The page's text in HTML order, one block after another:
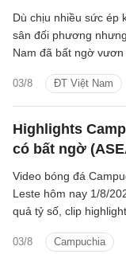
03/8 ĐT Việt Nam
Dù chịu nhiều sức ép
sân đối phương
Nam đã bất ngờ
Vĩ.
Highlights
có bất ngờ
03/8 Campuchia
Video bóng đá
Leste hôm nay 1/8/
quả tỷ số, clip
ASEAN Cup 2026).